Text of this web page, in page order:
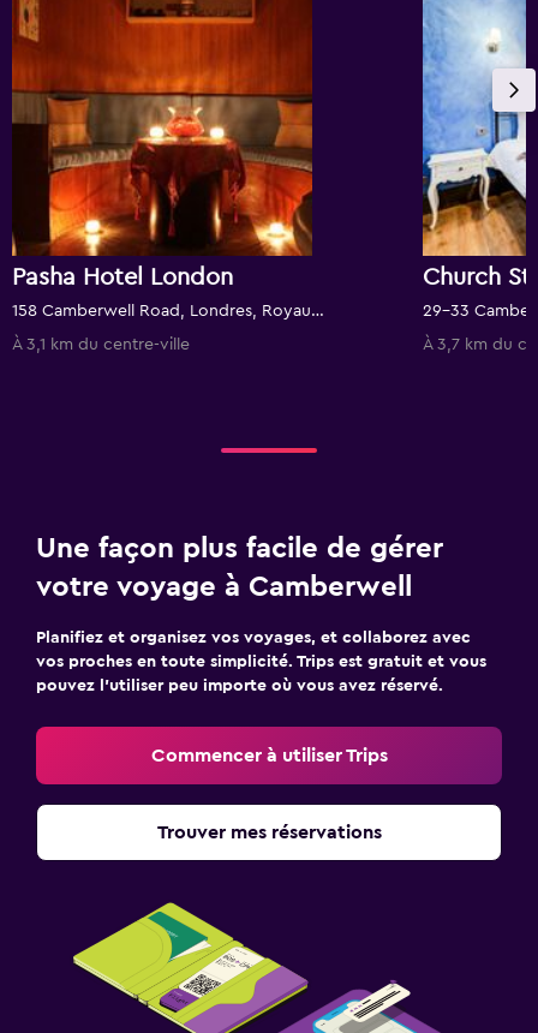
Pasha Hotel London
158 Camberwell Road, Londres, Royaume-Uni
À 3,1 km du centre-ville
À 3,7 km du
Une façon plus facile de gérer
votre voyage à Camberwell
Planifiez et organisez vos voyages, et collaborez avec
vos proches en toute simplicité. Trips est gratuit et vous
pouvez l’utiliser peu importe où vous avez réservé.
Commencer à utiliser Trips
Trouver mes réservations